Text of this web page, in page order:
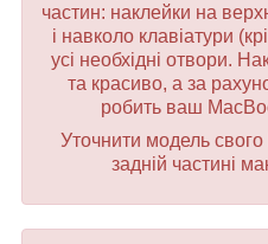
частин: наклейки на
і навколо клавіатури
усі необхідні отвори.
та красиво, а за
робить ваш
Уточнити модель
задній частині